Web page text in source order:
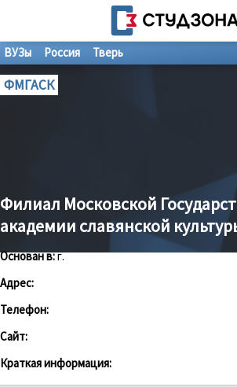
ВУЗы Россия Тверь
ФМГАСК
Филиал Московской
академии славянской
Основан в:г.
Адрес:
Телефон:
Сайт:
Краткая информация: